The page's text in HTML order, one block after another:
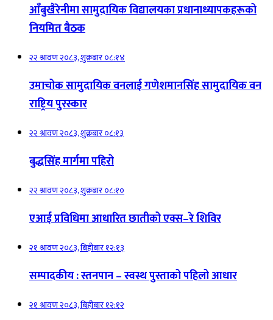
आँबुखैरेनीमा सामुदायिक विद्यालयका प्रधानाध्यापकहरूको
नियमित बैठक
२२ श्रावण २०८३, शुक्रबार ०८:१४
उमाचोक सामुदायिक वनलाई गणेशमानसिंह सामुदायिक वन
राष्ट्रिय पुरस्कार
२२ श्रावण २०८३, शुक्रबार ०८:१३
बुद्धसिंह मार्गमा पहिरो
२२ श्रावण २०८३, शुक्रबार ०८:१०
एआई प्रविधिमा आधारित छातीको एक्स–रे शिविर
२१ श्रावण २०८३, बिहीबार १२:१३
सम्पादकीय : स्तनपान – स्वस्थ पुस्ताको पहिलो आधार
२१ श्रावण २०८३, बिहीबार १२:१२